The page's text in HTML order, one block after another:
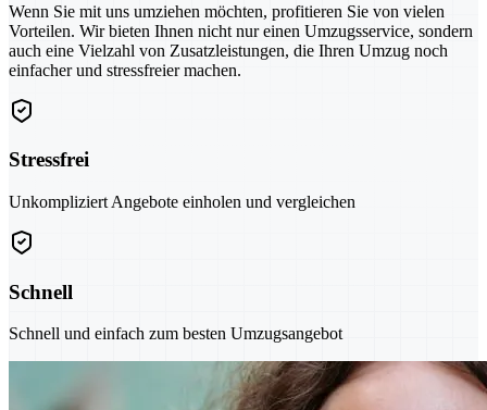
Wenn Sie mit uns umziehen möchten, profitieren Sie von vielen
Vorteilen. Wir bieten Ihnen nicht nur einen Umzugsservice, sondern
auch eine Vielzahl von Zusatzleistungen, die Ihren Umzug noch
einfacher und stressfreier machen.
Stressfrei
Unkompliziert Angebote einholen und vergleichen
Schnell
Schnell und einfach zum besten Umzugsangebot